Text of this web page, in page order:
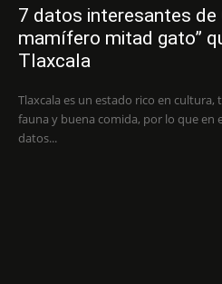
7 datos interesantes de
mamífero mitad gato”
Tlaxcala
Tlaxcala es un estado rico en
fauna y buena comida, por lo que en
datos...